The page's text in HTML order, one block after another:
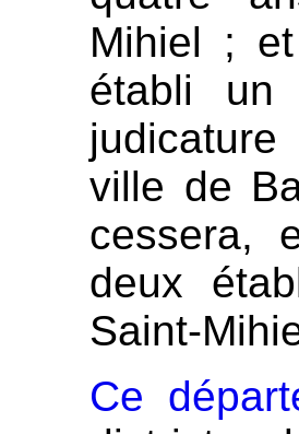
Mihiel ;
établi un
ville de
cessera,
deux
Saint-
Ce